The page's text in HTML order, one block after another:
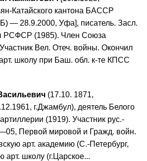
Катайского кантона БАССР
— 28.9.2000, Уфа], писатель. Засл.
РСФСР (1985). Член Союза
Вел. Отеч. войны. Окончил
школу при Баш. обл. к-те КПСС
(17.10. 1871,
г.Джамбул), деятель Белого
(1919). Участник рус.-
Первой мировой и Гражд. войн.
арт. академию (С.-Петербург,
школу (г.Царское...